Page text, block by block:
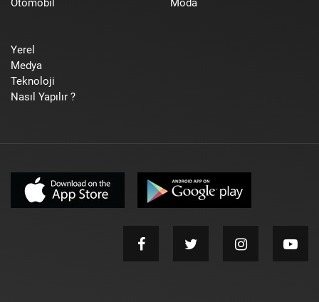
Otomobil
Moda
Yerel
Medya
Teknoloji
Nasıl Yapılır ?